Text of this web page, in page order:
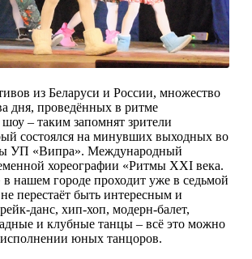
из Беларуси и России, множество
дня, проведённых в ритме
шоу – таким запомнят зрители
состоялся на минувших выходных во
УП «Випра». Международный
хореографии «Ритмы ХХI века.
нашем городе проходит уже в седьмой
перестаёт быть интересным и
данс, хип-хоп, модерн-балет,
и клубные танцы – всё это можно
юных танцоров.